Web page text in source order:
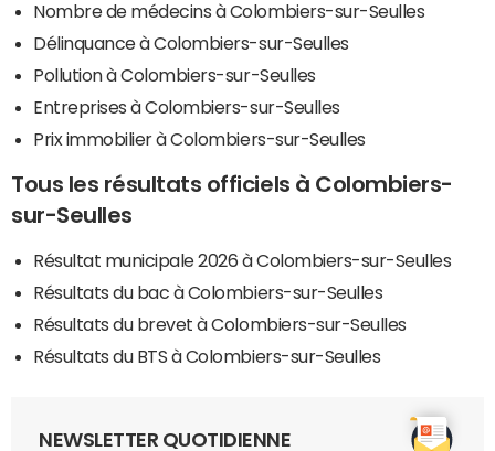
Nombre de médecins à Colombiers-sur-Seulles
Délinquance à Colombiers-sur-Seulles
Pollution à Colombiers-sur-Seulles
Entreprises à Colombiers-sur-Seulles
Prix immobilier à Colombiers-sur-Seulles
Tous les résultats officiels à Colombiers-
sur-Seulles
Résultat municipale 2026 à Colombiers-sur-Seulles
Résultats du bac à Colombiers-sur-Seulles
Résultats du brevet à Colombiers-sur-Seulles
Résultats du BTS à Colombiers-sur-Seulles
NEWSLETTER QUOTIDIENNE